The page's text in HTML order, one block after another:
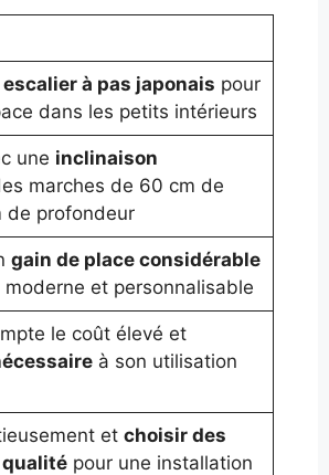
escalier à pas japonais pour
dans les petits intérieurs
une inclinaison
marches de 60 cm de
de profondeur
gain de place considérable
moderne et personnalisable
le coût élevé et
à son utilisation
et choisir des
pour une installation